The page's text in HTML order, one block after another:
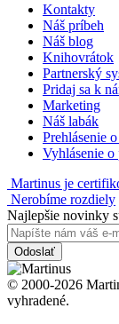
Kontakty
Náš príbeh
Náš blog
Knihovrátok
Partnerský
Pridaj sa k
Marketing
Náš labák
Prehlásenie
Vyhlásenie o
Martinus je
Nerobíme rozdiely
Najlepšie novinky
Odoslať
© 2000-2026
vyhradené.